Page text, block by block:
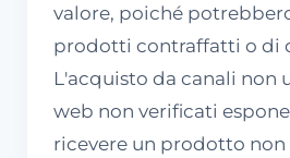
valore, poiché
prodotti contraffatti o di
L'acquisto da canali non
web non verificati
ricevere un prodotto